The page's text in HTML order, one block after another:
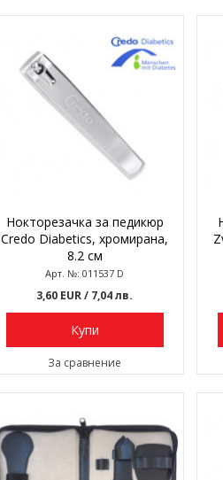
Нокторезачка за педикюр
Credo Diabetics, хромирана,
8.2 см
Арт. №: 011537 D
3,60 EUR/ 7,04 лв.
Купи
За сравнение